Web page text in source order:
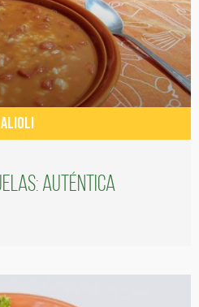
ALIOLI
auténtica